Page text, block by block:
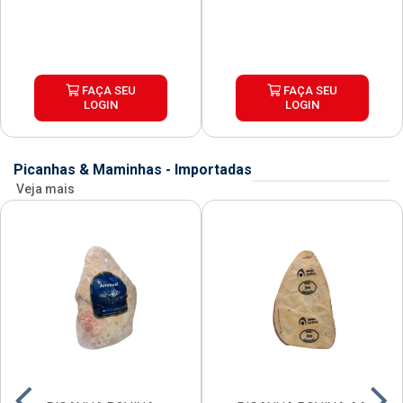
FAÇA SEU
LOGIN
FAÇA SEU
LOGIN
Picanhas & Maminhas - Importadas
Veja mais